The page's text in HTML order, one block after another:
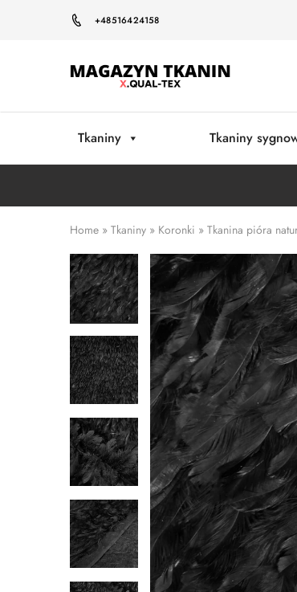
+48516424158
Magazyn
Tkaniny Tkaniny
Home » Tkaniny » Koronki » Tkanina pióra